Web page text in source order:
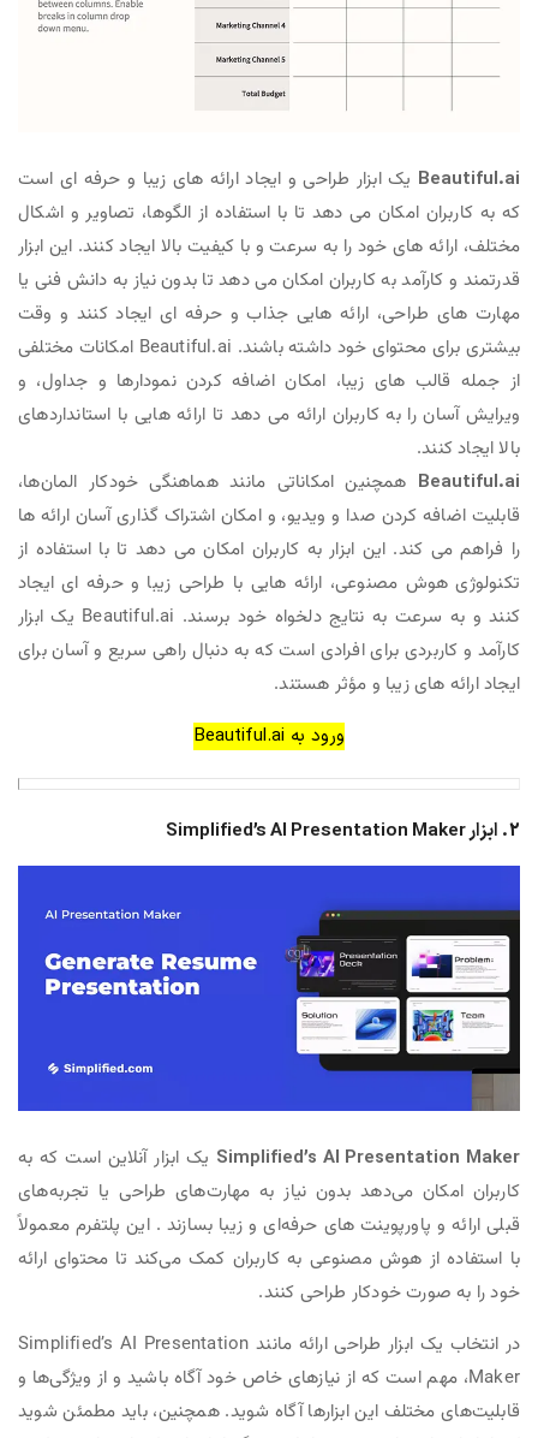
Beautiful.ai یک ابزار طراحی و ایجاد ارائه های زیبا و حرفه ای است
که به کاربران امکان می دهد تا با استفاده از الگوها، تصاویر و اشکال
مختلف، ارائه های خود را به سرعت و با کیفیت بالا ایجاد کنند. این ابزار
قدرتمند و کارآمد به کاربران امکان می دهد تا بدون نیاز به دانش فنی یا
مهارت های طراحی، ارائه هایی جذاب و حرفه ای ایجاد کنند و وقت
بیشتری برای محتوای خود داشته باشند. Beautiful.ai امکانات مختلفی
از جمله قالب های زیبا، امکان اضافه کردن نمودارها و جداول، و
ویرایش آسان را به کاربران ارائه می دهد تا ارائه هایی با استانداردهای
بالا ایجاد کنند.
Beautiful.ai همچنین امکاناتی مانند هماهنگی خودکار المان‌ها،
قابلیت اضافه کردن صدا و ویدیو، و امکان اشتراک گذاری آسان ارائه ها
را فراهم می کند. این ابزار به کاربران امکان می دهد تا با استفاده از
تکنولوژی هوش مصنوعی، ارائه هایی با طراحی زیبا و حرفه ای ایجاد
کنند و به سرعت به نتایج دلخواه خود برسند. Beautiful.ai یک ابزار
کارآمد و کاربردی برای افرادی است که به دنبال راهی سریع و آسان برای
ایجاد ارائه های زیبا و مؤثر هستند.
ورود به Beautiful.ai
2. ابزار Simplified’s AI Presentation Maker
Simplified’s AI Presentation Maker یک ابزار آنلاین است که به
کاربران امکان می‌دهد بدون نیاز به مهارت‌های طراحی یا تجربه‌های
قبلی ارائه‌ و پاورپوینت های حرفه‌ای و زیبا بسازند . این پلتفرم معمولاً
با استفاده از هوش مصنوعی به کاربران کمک می‌کند تا محتوای ارائه
خود را به صورت خودکار طراحی کنند.
در انتخاب یک ابزار طراحی ارائه مانند Simplified’s AI Presentation
Maker، مهم است که از نیازهای خاص خود آگاه باشید و از ویژگی‌ها و
قابلیت‌های مختلف این ابزارها آگاه شوید. همچنین، باید مطمئن شوید